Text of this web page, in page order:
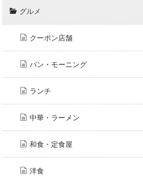
グルメ
クーポン店舗
パン・モーニング
ランチ
中華・ラーメン
和食・定食屋
洋食